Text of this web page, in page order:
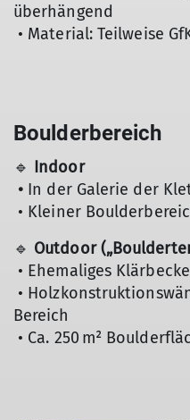
überhängend
• Material: Teilweise
Boulderbereich
🔹 Indoor
• In der Galerie der
• Kleiner
🔹 Outdoor
• Ehemaliges
•
Bereich
• Ca. 250 m²
© DAV Markt